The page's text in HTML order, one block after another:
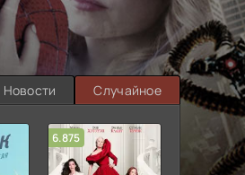
Новости Случайное
6.875 6.314